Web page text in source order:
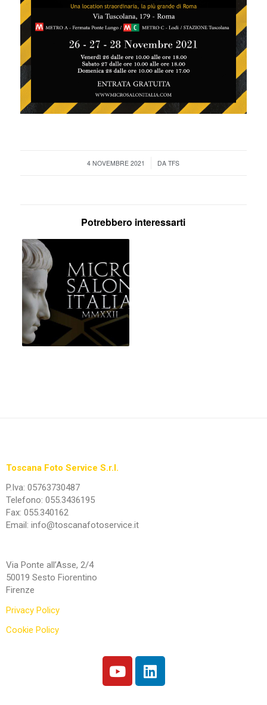
4 NOVEMBRE 2021
/ DATFS
Potrebbero interessarti
Toscana Foto Service S.r.l.
P.Iva: 05763730487
Telefono: 055.3436195
Fax: 055.340162
Email: info@toscanafotoservice.it
Via Ponte all’Asse, 2/4
50019 Sesto Fiorentino
Firenze
Privacy Policy
Cookie Policy